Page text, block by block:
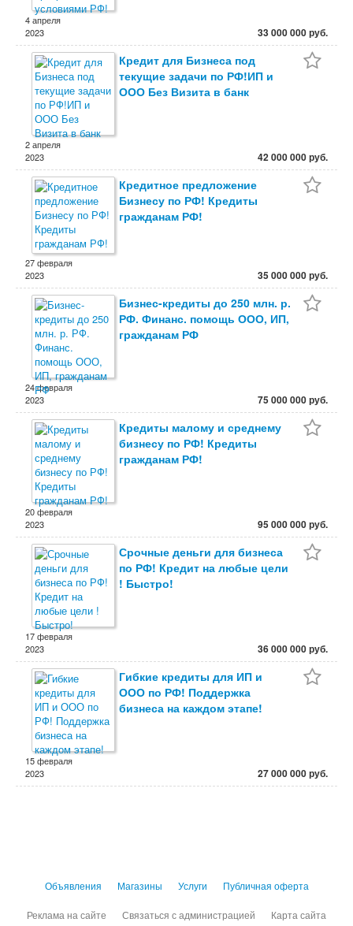
4 апреля
2023
33 000 000 руб.
Кредит для Бизнеса под
текущие задачи по РФ!ИП и
ООО Без Визита в банк
2 апреля
2023
42 000 000 руб.
Кредитное предложение
Бизнесу по РФ! Кредиты
гражданам РФ!
27 февраля
2023
35 000 000 руб.
Бизнес-кредиты до 250 млн. р.
РФ. Финанс. помощь ООО, ИП,
гражданам РФ
24 февраля
2023
75 000 000 руб.
Кредиты малому и среднему
бизнесу по РФ! Кредиты
гражданам РФ!
20 февраля
2023
95 000 000 руб.
Срочные деньги для бизнеса
по РФ! Кредит на любые цели
! Быстро!
17 февраля
2023
36 000 000 руб.
Гибкие кредиты для ИП и
ООО по РФ! Поддержка
бизнеса на каждом этапе!
15 февраля
2023
27 000 000 руб.
Объявления Магазины Услуги Публичная оферта
Реклама на сайте Связаться с администрацией
Карта сайта